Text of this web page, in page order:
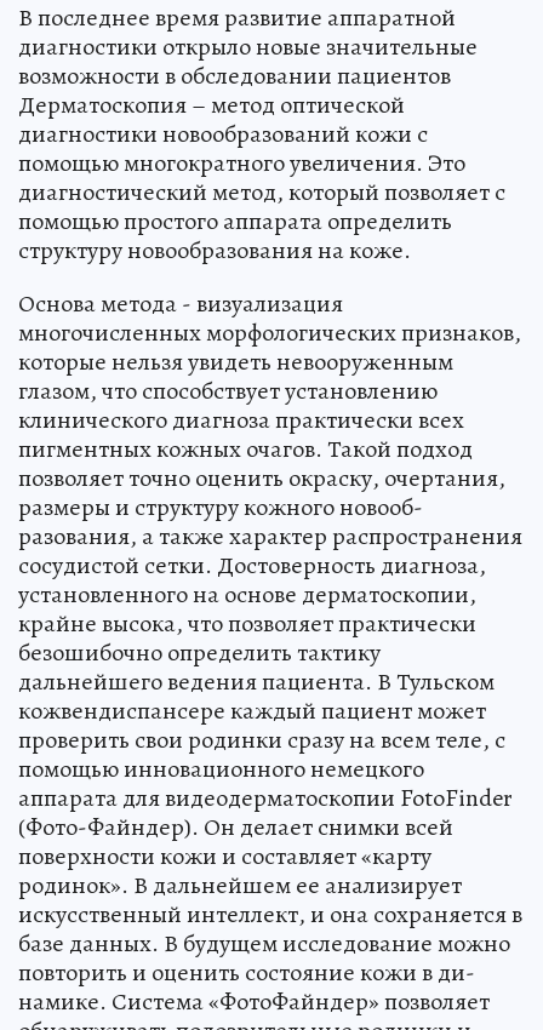
В последнее время развитие аппаратной
диагностики открыло новые значительные
возможности в обследовании пациентов
Дерматоскопия – метод оптической
диагностики новообразований кожи с
помощью многократного увеличения. Это
диагностический метод, который позволяет с
помощью простого аппарата определить
структуру новообразования на коже.
Основа метода - визуализация
многочисленных морфологических признаков,
которые нельзя увидеть невооруженным
глазом, что способствует установлению
клинического диагноза практически всех
пигментных кожных очагов. Такой подход
позволяет точно оценить окраску, очертания,
размеры и структуру кожного новооб-
разования, а также характер распространения
сосудистой сетки. Достоверность диагноза,
установленного на основе дерматоскопии,
крайне высока, что позволяет практически
безошибочно определить тактику
дальнейшего ведения пациента. В Тульском
кожвендиспансере каждый пациент может
проверить свои родинки сразу на всем теле, с
помощью инновационного немецкого
аппарата для видеодерматоскопии FotoFinder
(Фото-Файндер). Он делает снимки всей
поверхности кожи и составляет «карту
родинок». В дальнейшем ее анализирует
искусственный интеллект, и она сохраняется в
базе данных. В будущем исследование можно
повторить и оценить состояние кожи в ди-
намике. Система «ФотоФайндер» позволяет